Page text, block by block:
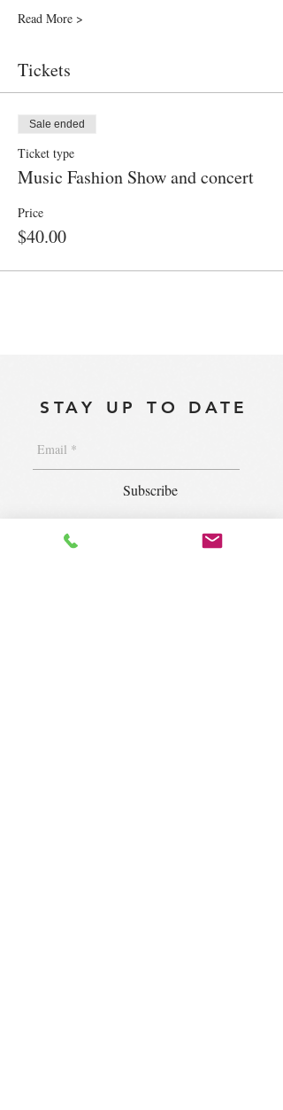
Read More >
Tickets
Sale ended
Ticket type
Music Fashion Show and concert
Price
$40.00
STAY UP TO DATE
Subscribe